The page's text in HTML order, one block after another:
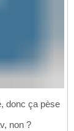
donc ça pèse
non ?